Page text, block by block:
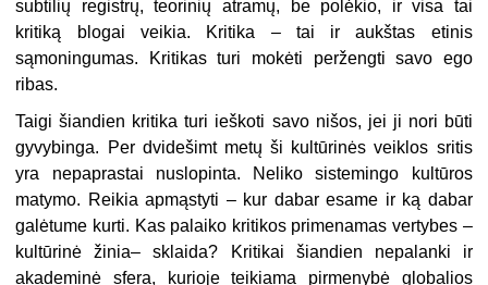
subtilių registrų, teorinių atramų, be polėkio, ir visa tai
kritiką blogai veikia. Kritika – tai ir aukštas etinis
sąmoningumas. Kritikas turi mokėti peržengti savo ego
ribas.
Taigi šiandien kritika turi ieškoti savo nišos, jei ji nori būti
gyvybinga. Per dvidešimt metų ši kultūrinės veiklos sritis
yra nepaprastai nuslopinta. Neliko sistemingo kultūros
matymo. Reikia apmąstyti – kur dabar esame ir ką dabar
galėtume kurti. Kas palaiko kritikos primenamas vertybes –
kultūrinė žinia– sklaida? Kritikai šiandien nepalanki ir
akademinė sfera, kurioje teikiama pir­menybė globalios